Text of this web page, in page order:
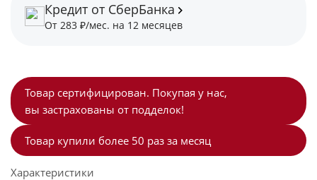
Товар сертифицирован. Покупая у нас,
вы застрахованы от подделок!
Товар купили более 50 раз за месяц
Характеристики
Кредит от СберБанка
От 283 ₽/мес. на 12 месяцев